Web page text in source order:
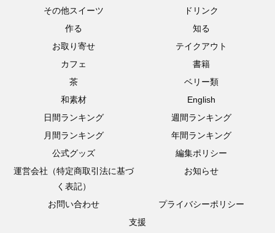
その他スイーツ
ドリンク
作る
知る
お取り寄せ
テイクアウト
カフェ
書籍
茶
ベリー類
和素材
English
日間ランキング
週間ランキング
月間ランキング
年間ランキング
公式グッズ
編集ポリシー
運営会社（特定商取引法に基づ
く表記）
お知らせ
お問い合わせ
プライバシーポリシー
支援